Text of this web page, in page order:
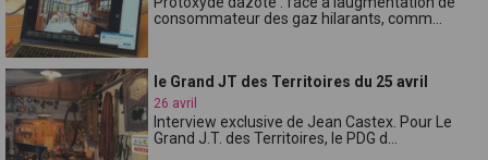
consommateur des gaz hilarants, comm...
le Grand JT des Territoires du 25 avril
26 avril
Interview exclusive de Jean Castex. Pour Le
Grand J.T. des Territoires, le PDG d...